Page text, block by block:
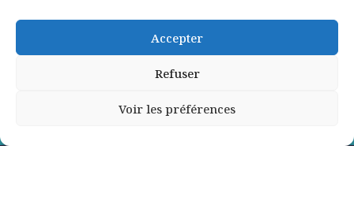
Accepter
Refuser
Voir les préférences